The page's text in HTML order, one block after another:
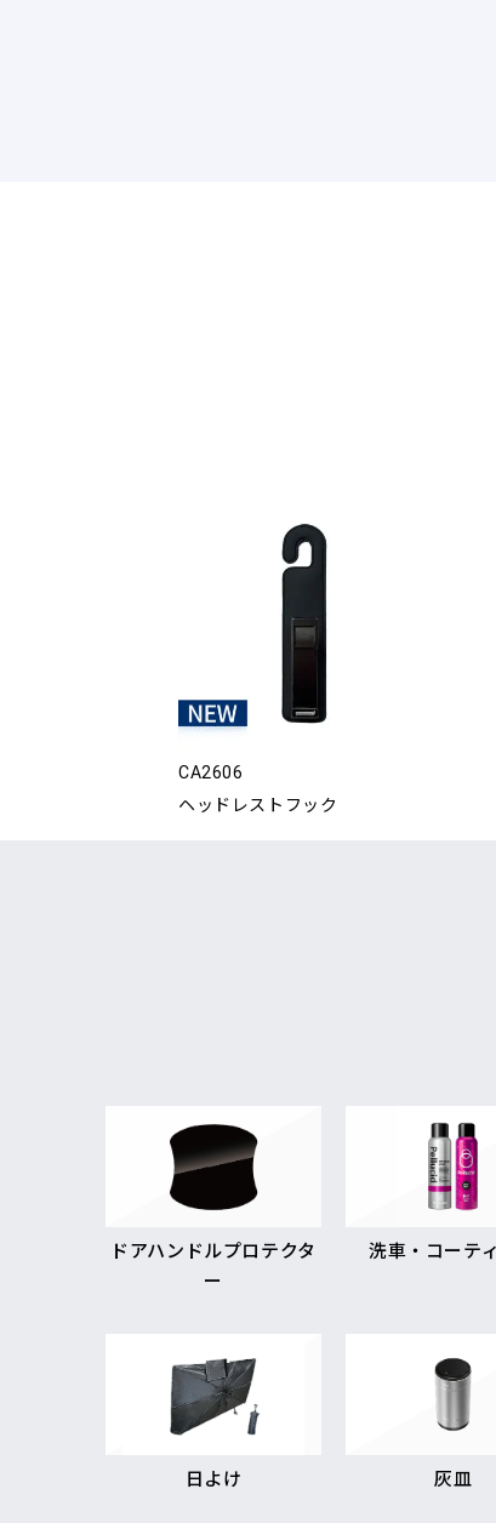
CA2606
ヘッドレストフック
ドアハンドルプロテクタ
ー
洗車・コーテ
日よけ 灰皿